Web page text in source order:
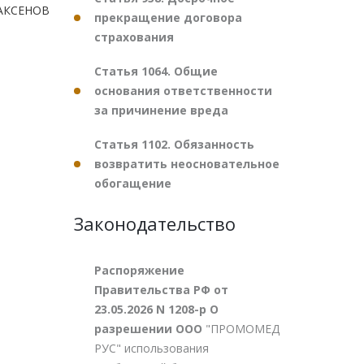
прекращение договора
страхования
Статья 1064. Общие
основания ответственности
за причинение вреда
Статья 1102. Обязанность
возвратить неосновательное
обогащение
Законодательство
Распоряжение
Правительства РФ от
23.05.2026 N 1208-р О
разрешении ООО "ПРОМОМЕД
РУС" использования